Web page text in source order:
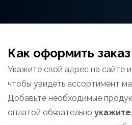
Как оформить заказ
Укажите свой адрес на сайте
чтобы увидеть ассортимент
Добавьте необходимые
оплатой обязательно